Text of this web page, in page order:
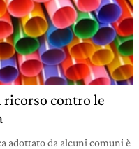
ricorso contro le
adottato da alcuni comuni è